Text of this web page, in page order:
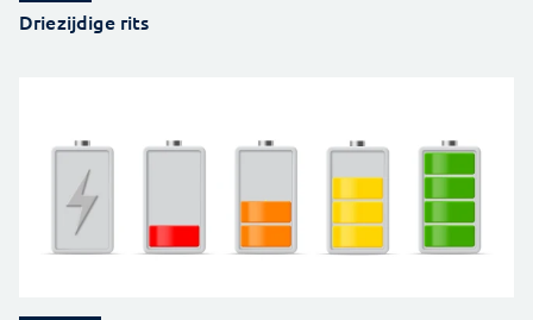
Driezijdige rits